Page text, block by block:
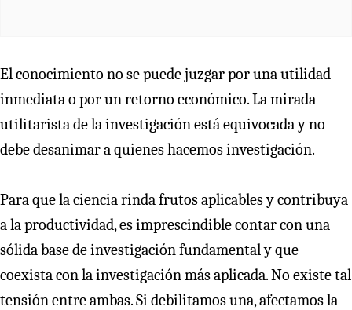
El conocimiento no se puede juzgar por una utilidad
inmediata o por un retorno económico. La mirada
utilitarista de la investigación está equivocada y no
debe desanimar a quienes hacemos investigación.
Para que la ciencia rinda frutos aplicables y contribuya
a la productividad, es imprescindible contar con una
sólida base de investigación fundamental y que
coexista con la investigación más aplicada. No existe tal
tensión entre ambas. Si debilitamos una, afectamos la